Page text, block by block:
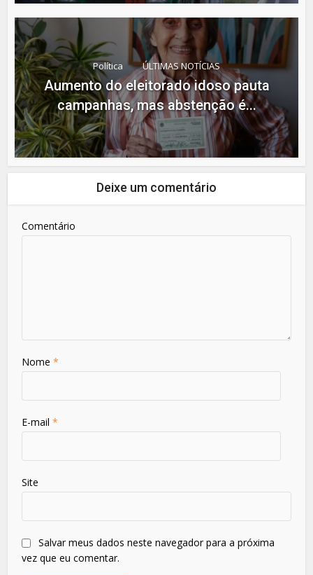
Política ÚLTIMAS NOTÍCIAS
Aumento do eleitorado idoso pauta
campanhas, mas abstenção é...
Deixe um comentário
Comentário
Nome*
E-mail*
Site
Salvar meus dados neste navegador para a próxima
vez que eu comentar.